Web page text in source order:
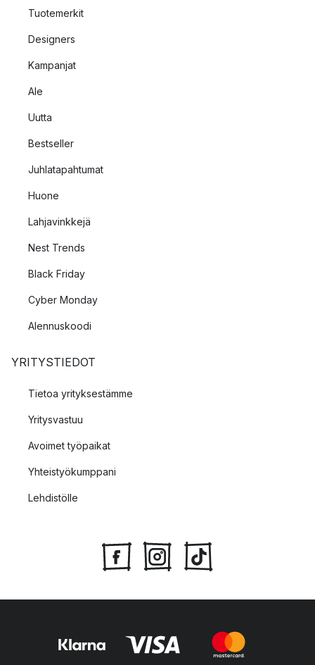
Tuotemerkit
Designers
Kampanjat
Ale
Uutta
Bestseller
Juhlatapahtumat
Huone
Lahjavinkkejä
Nest Trends
Black Friday
Cyber Monday
Alennuskoodi
YRITYSTIEDOT
Tietoa yrityksestämme
Yritysvastuu
Avoimet työpaikat
Yhteistyökumppani
Lehdistölle